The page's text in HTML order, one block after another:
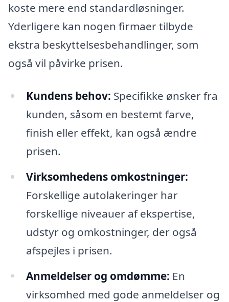
koste mere end standardløsninger.
Yderligere kan nogen firmaer tilbyde
ekstra beskyttelsesbehandlinger, som
også vil påvirke prisen.
Kundens behov: Specifikke ønsker fra
kunden, såsom en bestemt farve,
finish eller effekt, kan også ændre
prisen.
Virksomhedens omkostninger:
Forskellige autolakeringer har
forskellige niveauer af ekspertise,
udstyr og omkostninger, der også
afspejles i prisen.
Anmeldelser og omdømme: En
virksomhed med gode anmeldelser og